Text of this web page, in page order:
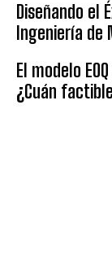
Diseñando el
Ingeniería de
El modelo
¿Cuán